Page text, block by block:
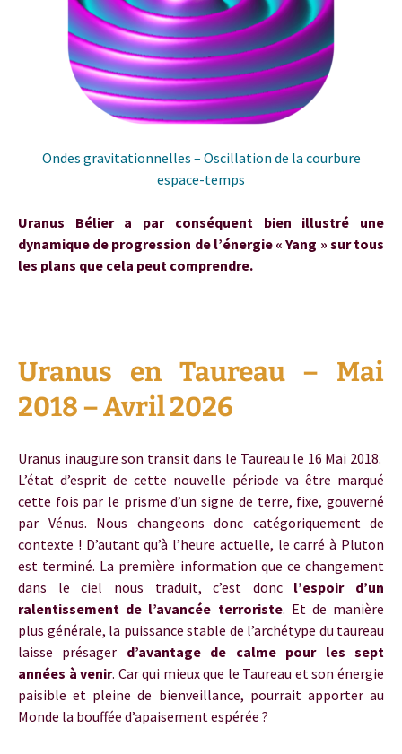
Ondes gravitationnelles – Oscillation de la courbure
espace-temps
Uranus Bélier a par conséquent bien illustré une
dynamique de progression de l’énergie « Yang » sur tous
les plans que cela peut comprendre.
Uranus en Taureau – Mai
2018 – Avril 2026
Uranus inaugure son transit dans le Taureau le 16 Mai 2018.
L’état d’esprit de cette nouvelle période va être marqué
cette fois par le prisme d’un signe de terre, fixe, gouverné
par Vénus. Nous changeons donc catégoriquement de
contexte ! D’autant qu’à l’heure actuelle, le carré à Pluton
est terminé. La première information que ce changement
dans le ciel nous traduit, c’est doncl’espoir d’un
ralentissement de l’avancée terroriste. Et de manière
plus générale, la puissance stable de l’archétype du taureau
laisse présager d’avantage de calme pour les sept
années à venir. Car qui mieux que le Taureau et son énergie
paisible et pleine de bienveillance, pourrait apporter au
Monde la bouffée d’apaisement espérée ?